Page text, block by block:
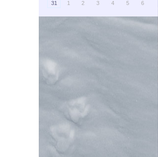
31
1 2 3 4 5 6